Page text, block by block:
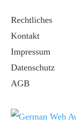
Rechtliches
Kontakt
Impressum
Datenschutz
AGB